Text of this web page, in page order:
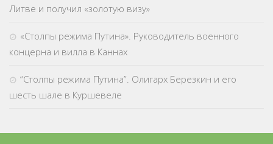
Литве и получил «золотую визу»
«Столпы режима Путина». Руководитель военного
концерна и вилла в Каннах
“Столпы режима Путина”. Олигарх Березкин и его
шесть шале в Куршевеле